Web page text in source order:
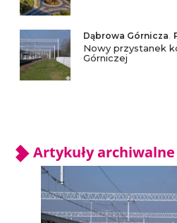
Dąbrowa Górnicza,
Nowy przystanek
Górniczej
Artykuły archiwalne